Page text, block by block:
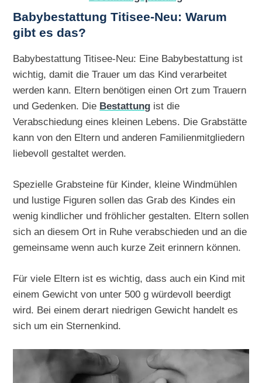
Babybestattung Titisee-Neu: Warum
gibt es das?
Babybestattung Titisee-Neu: Eine Babybestattung ist
wichtig, damit die Trauer um das Kind verarbeitet
werden kann. Eltern benötigen einen Ort zum Trauern
und Gedenken. Die Bestattung ist die
Verabschiedung eines kleinen Lebens. Die Grabstätte
kann von den Eltern und anderen Familienmitgliedern
liebevoll gestaltet werden.
Spezielle Grabsteine für Kinder, kleine Windmühlen
und lustige Figuren sollen das Grab des Kindes ein
wenig kindlicher und fröhlicher gestalten. Eltern sollen
sich an diesem Ort in Ruhe verabschieden und an die
gemeinsame wenn auch kurze Zeit erinnern können.
Für viele Eltern ist es wichtig, dass auch ein Kind mit
einem Gewicht von unter 500 g würdevoll beerdigt
wird. Bei einem derart niedrigen Gewicht handelt es
sich um ein Sternenkind.